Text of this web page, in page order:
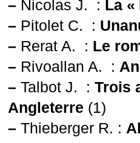
– Nicolas J. : La «
– Pitolet C. :
– Rerat A. : Le
– Rivoallan A. :
– Talbot J. : Trois
Angleterre (1)
– Thieberger R. :